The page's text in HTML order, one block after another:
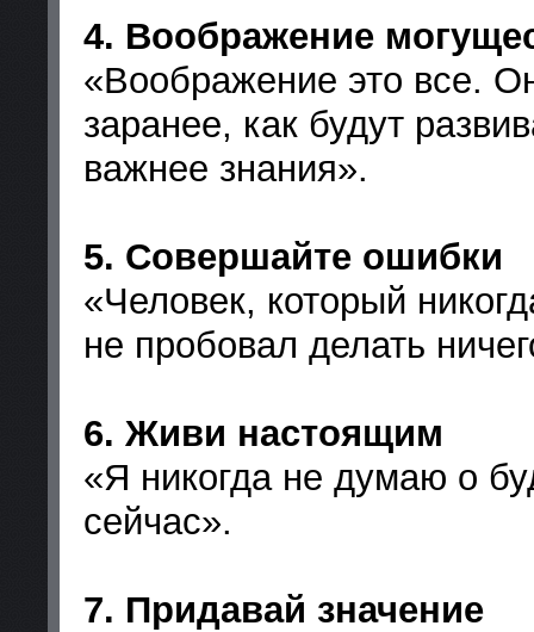
4. Воображение
«Воображение это все.
заранее, как будут
важнее знания».
5. Совершайте ошибки
«Человек, который
не пробовал делать
6. Живи настоящим
«Я никогда не думаю о
сейчас».
7. Придавай значение